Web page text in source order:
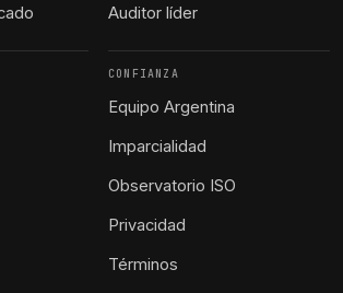
Auditor líder
CONFIANZA
Equipo Argentina
Imparcialidad
Observatorio ISO
Privacidad
Términos